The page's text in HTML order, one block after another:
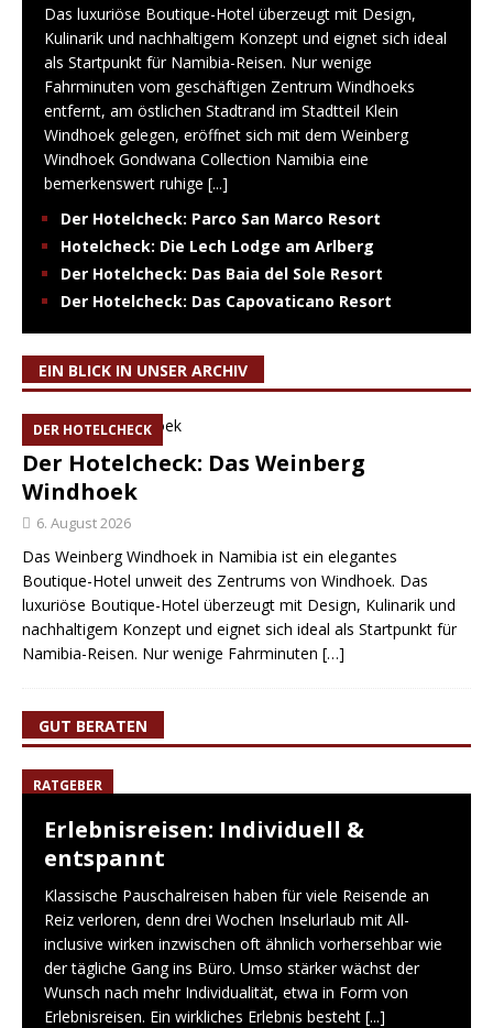
Das luxuriöse Boutique-Hotel überzeugt mit Design,
Kulinarik und nachhaltigem Konzept und eignet sich ideal
als Startpunkt für Namibia-Reisen. Nur wenige
Fahrminuten vom geschäftigen Zentrum Windhoeks
entfernt, am östlichen Stadtrand im Stadtteil Klein
Windhoek gelegen, eröffnet sich mit dem Weinberg
Windhoek Gondwana Collection Namibia eine
bemerkenswert ruhige [...]
Der Hotelcheck: Parco San Marco Resort
Hotelcheck: Die Lech Lodge am Arlberg
Der Hotelcheck: Das Baia del Sole Resort
Der Hotelcheck: Das Capovaticano Resort
EIN BLICK IN UNSER ARCHIV
DER HOTELCHECK
Der Hotelcheck: Das Weinberg
Windhoek
6. August 2026
Das Weinberg Windhoek in Namibia ist ein elegantes
Boutique-Hotel unweit des Zentrums von Windhoek. Das
luxuriöse Boutique-Hotel überzeugt mit Design, Kulinarik und
nachhaltigem Konzept und eignet sich ideal als Startpunkt für
Namibia-Reisen. Nur wenige Fahrminuten […]
GUT BERATEN
RATGEBER
Erlebnisreisen: Individuell &
entspannt
Klassische Pauschalreisen haben für viele Reisende an
Reiz verloren, denn drei Wochen Inselurlaub mit All-
inclusive wirken inzwischen oft ähnlich vorhersehbar wie
der tägliche Gang ins Büro. Umso stärker wächst der
Wunsch nach mehr Individualität, etwa in Form von
Erlebnisreisen. Ein wirkliches Erlebnis besteht [...]